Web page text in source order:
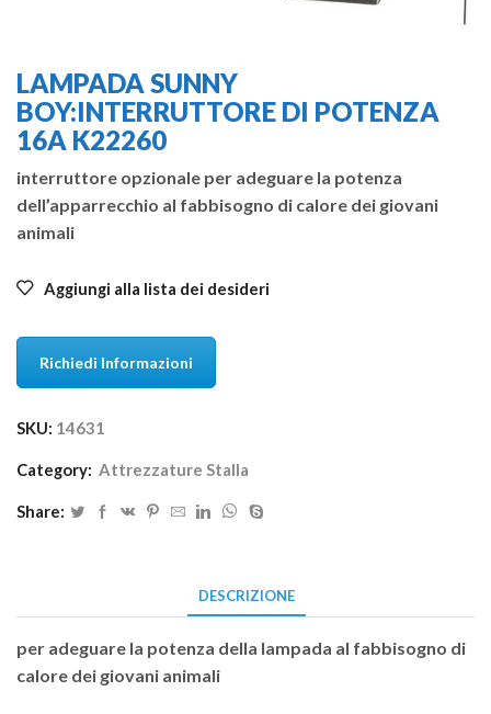
LAMPADA SUNNY
BOY:INTERRUTTORE DI POTENZA
16A K22260
interruttore opzionale per adeguare la potenza
dell’apparrecchio al fabbisogno di calore dei giovani
animali
Aggiungi alla lista dei desideri
Richiedi Informazioni
SKU: 14631
Category: Attrezzature Stalla
Share:
DESCRIZIONE
per adeguare la potenza della lampada al fabbisogno di
calore dei giovani animali